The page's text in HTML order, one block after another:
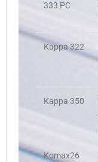
333 PC
Kappa 322
Kappa 350
Komax26